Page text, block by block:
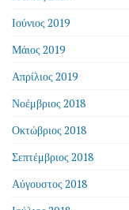
Ιούνιος 2019
Μάιος 2019
Απρίλιος 2019
Νοέμβριος 2018
Οκτώβριος 2018
Σεπτέμβριος 2018
Αύγουστος 2018